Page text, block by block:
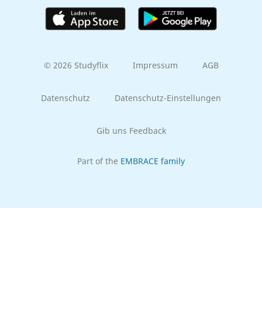
© 2026 Studyflix Impressum AGB
Datenschutz Datenschutz-Einstellungen
Gib uns Feedback
Part of the EMBRACE family